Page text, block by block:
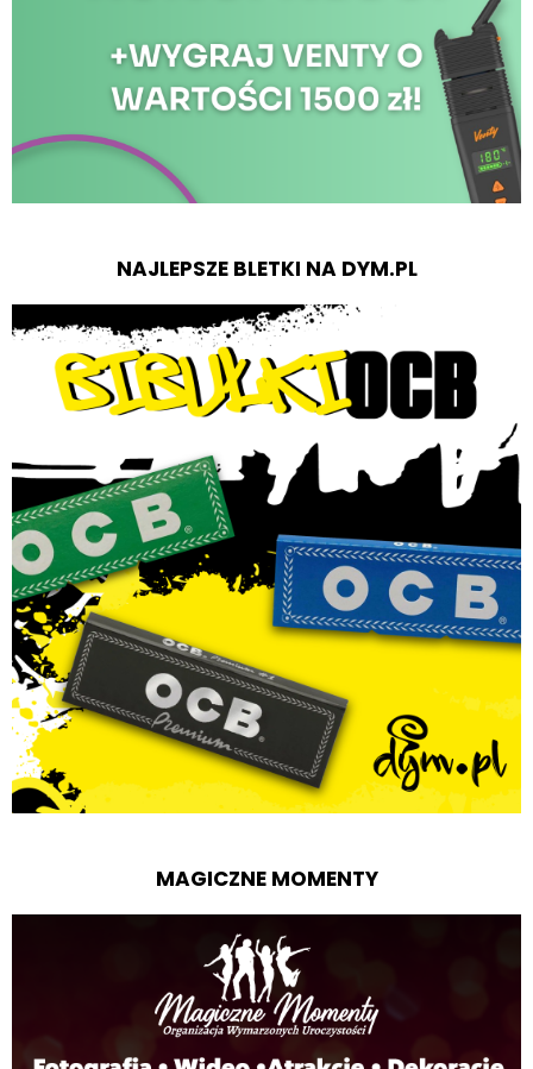
NAJLEPSZE BLETKI NA DYM.PL
MAGICZNE MOMENTY